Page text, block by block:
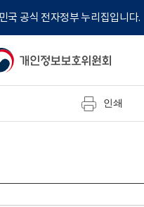
국 공식 전자정부 누리집입니다.
인쇄